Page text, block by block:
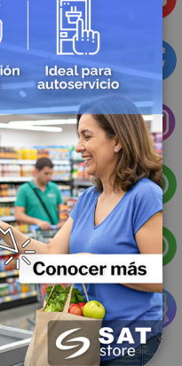
Sku: 5910
impresora de Etiquetas Zebra ZT421 ZT42162-T010000Z
$31.739.099,28